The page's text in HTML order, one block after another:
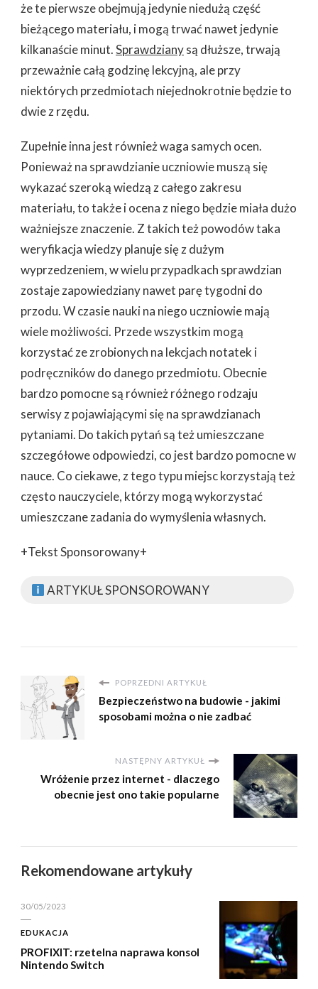
że te pierwsze obejmują jedynie niedużą część
bieżącego materiału, i mogą trwać nawet jedynie
kilkanaście minut.Sprawdzianysą dłuższe, trwają
przeważnie całą godzinę lekcyjną, ale przy
niektórych przedmiotach niejednokrotnie będzie to
dwie z rzędu.
Zupełnie inna jest również waga samych ocen.
Ponieważ na sprawdzianie uczniowie muszą się
wykazać szeroką wiedzą z całego zakresu
materiału, to także i ocena z niego będzie miała dużo
ważniejsze znaczenie. Z takich też powodów taka
weryfikacja wiedzy planuje się z dużym
wyprzedzeniem, w wielu przypadkach sprawdzian
zostaje zapowiedziany nawet parę tygodni do
przodu. W czasie nauki na niego uczniowie mają
wiele możliwości. Przede wszystkim mogą
korzystać ze zrobionych na lekcjach notatek i
podręczników do danego przedmiotu. Obecnie
bardzo pomocne są również różnego rodzaju
serwisy z pojawiającymi się na sprawdzianach
pytaniami. Do takich pytań są też umieszczane
szczegółowe odpowiedzi, co jest bardzo pomocne w
nauce. Co ciekawe, z tego typu miejsc korzystają też
często nauczyciele, którzy mogą wykorzystać
umieszczane zadania do wymyślenia własnych.
+Tekst Sponsorowany+
ARTYKUŁ SPONSOROWANY
POPRZEDNI ARTYKUŁ
Bezpieczeństwo na budowie - jakimi
sposobami można o nie zadbać
NASTĘPNY ARTYKUŁ
Wróżenie przez internet - dlaczego
obecnie jest ono takie popularne
Rekomendowane artykuły
30/05/2023
EDUKACJA
PROFIXIT: rzetelna naprawa konsol
Nintendo Switch